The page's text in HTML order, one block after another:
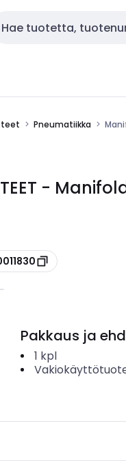
Pneumatiikka
-
Pakkaus ja
1 kpl